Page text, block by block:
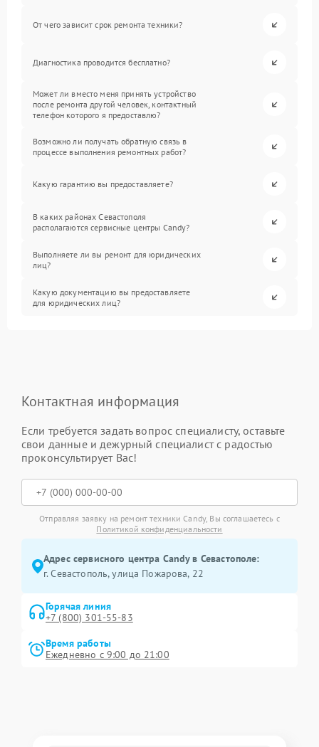
От чего зависит срок ремонта техники?
Диагностика проводится бесплатно?
Может ли вместо меня принять устройство
после ремонта другой человек, контактный
телефон которого я предоставлю?
Возможно ли получать обратную связь в
процессе выполнения ремонтных работ?
Какую гарантию вы предоставляете?
В каких районах Севастополя
располагаются сервисные центры Candy?
Выполняете ли вы ремонт для юридических
лиц?
Какую документацию вы предоставляете
для юридических лиц?
Контактная информация
Если требуется задать вопрос специалисту, оставьте
свои данные и дежурный специалист с радостью
проконсультирует Вас!
Отправляя заявку на ремонт техники Candy, Вы соглашаетесь с
Политикой конфиденциальности
Адрес сервисного центра Candy в Севастополе:
г. Севастополь, улица Пожарова, 22
Горячая линия
+7 (800) 301-55-83
Время работы
Ежедневно с 9:00 до 21:00